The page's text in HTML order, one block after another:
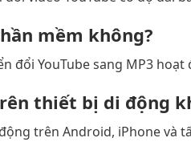
mềm không?
đổi YouTube sang MP3
thiết bị di động
động trên Android, iPhone và